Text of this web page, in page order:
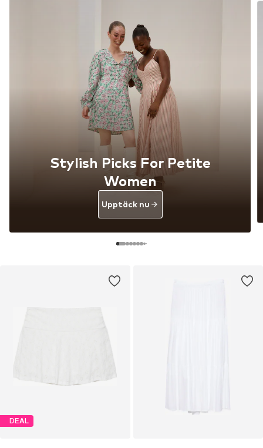
DEAL
Stylish Picks For Petite
Women
Upptäck nu